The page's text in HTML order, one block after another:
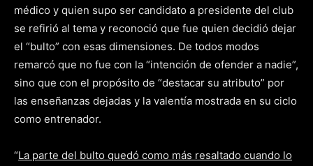
médico y quien supo ser candidato a presidente del club
se refirió al tema y reconoció que fue quien decidió dejar
el “bulto” con esas dimensiones. De todos modos
remarcó que no fue con la “intención de ofender a nadie”,
sino que con el propósito de “destacar su atributo” por
las enseñanzas dejadas y la valentía mostrada en su ciclo
como entrenador.
“La parte del bulto quedó como más resaltado cuando lo